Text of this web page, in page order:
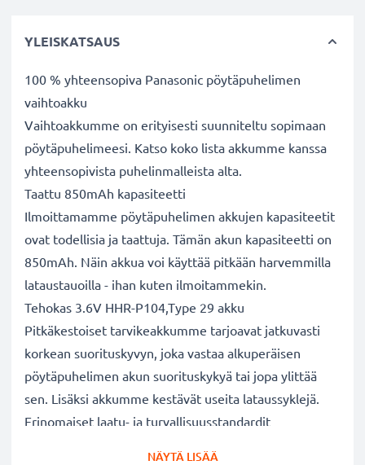
YLEISKATSAUS
100 % yhteensopiva Panasonic pöytäpuhelimen
vaihtoakku
Vaihtoakkumme on erityisesti suunniteltu sopimaan
pöytäpuhelimeesi. Katso koko lista akkumme kanssa
yhteensopivista puhelinmalleista alta.
Taattu 850mAh kapasiteetti
Ilmoittamamme pöytäpuhelimen akkujen kapasiteetit
ovat todellisia ja taattuja. Tämän akun kapasiteetti on
850mAh. Näin akkua voi käyttää pitkään harvemmilla
lataustauoilla - ihan kuten ilmoitammekin.
Tehokas 3.6V HHR-P104,Type 29 akku
Pitkäkestoiset tarvikeakkumme tarjoavat jatkuvasti
korkean suorituskyvyn, joka vastaa alkuperäisen
pöytäpuhelimen akun suorituskykyä tai jopa ylittää
sen. Lisäksi akkumme kestävät useita lataussyklejä.
Erinomaiset laatu- ja turvallisuusstandardit
NÄYTÄ LISÄÄ